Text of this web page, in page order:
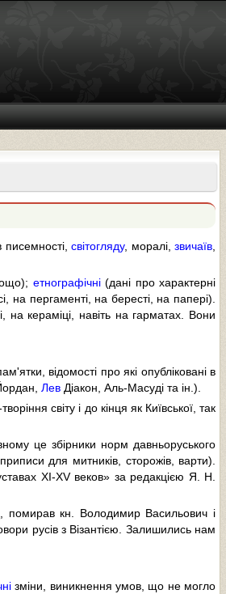
писемності, світогляду, моралі, звичаїв
етнографічні(дані про характерні
на пергаменті, на бересті, на папері).
кераміці, навіть на гарматах. Вони
відомості про які опубліковані в
Лев Діакон, Аль-Масуді та ін.).
світу і до кінця як Київської, так
це збірники норм давньоруського
для митників, сторожів, варти).
XI-XV веков» за редакцією Я. Н.
помирав кн. Володимир Васильович і
русів з Візантією. Залишились нам
зміни, виникнення умов, що не могло